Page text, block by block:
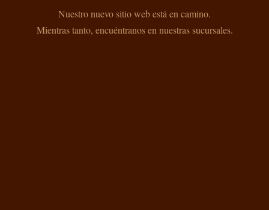
Nuestro nuevo sitio web está en camino.
Mientras tanto, encuéntranos en nuestras sucursales.